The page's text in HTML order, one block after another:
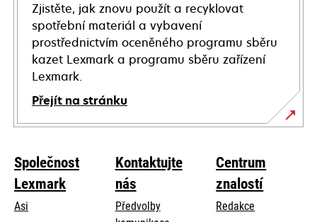
Zjistěte, jak znovu použít a recyklovat
spotřební materiál a vybavení
prostřednictvím oceněného programu sběru
kazet Lexmark a programu sběru zařízení
Lexmark.
Přejít na stránku
Společnost
Lexmark
Asi
Kontaktujte
nás
Předvolby
Centrum
znalostí
Redakce